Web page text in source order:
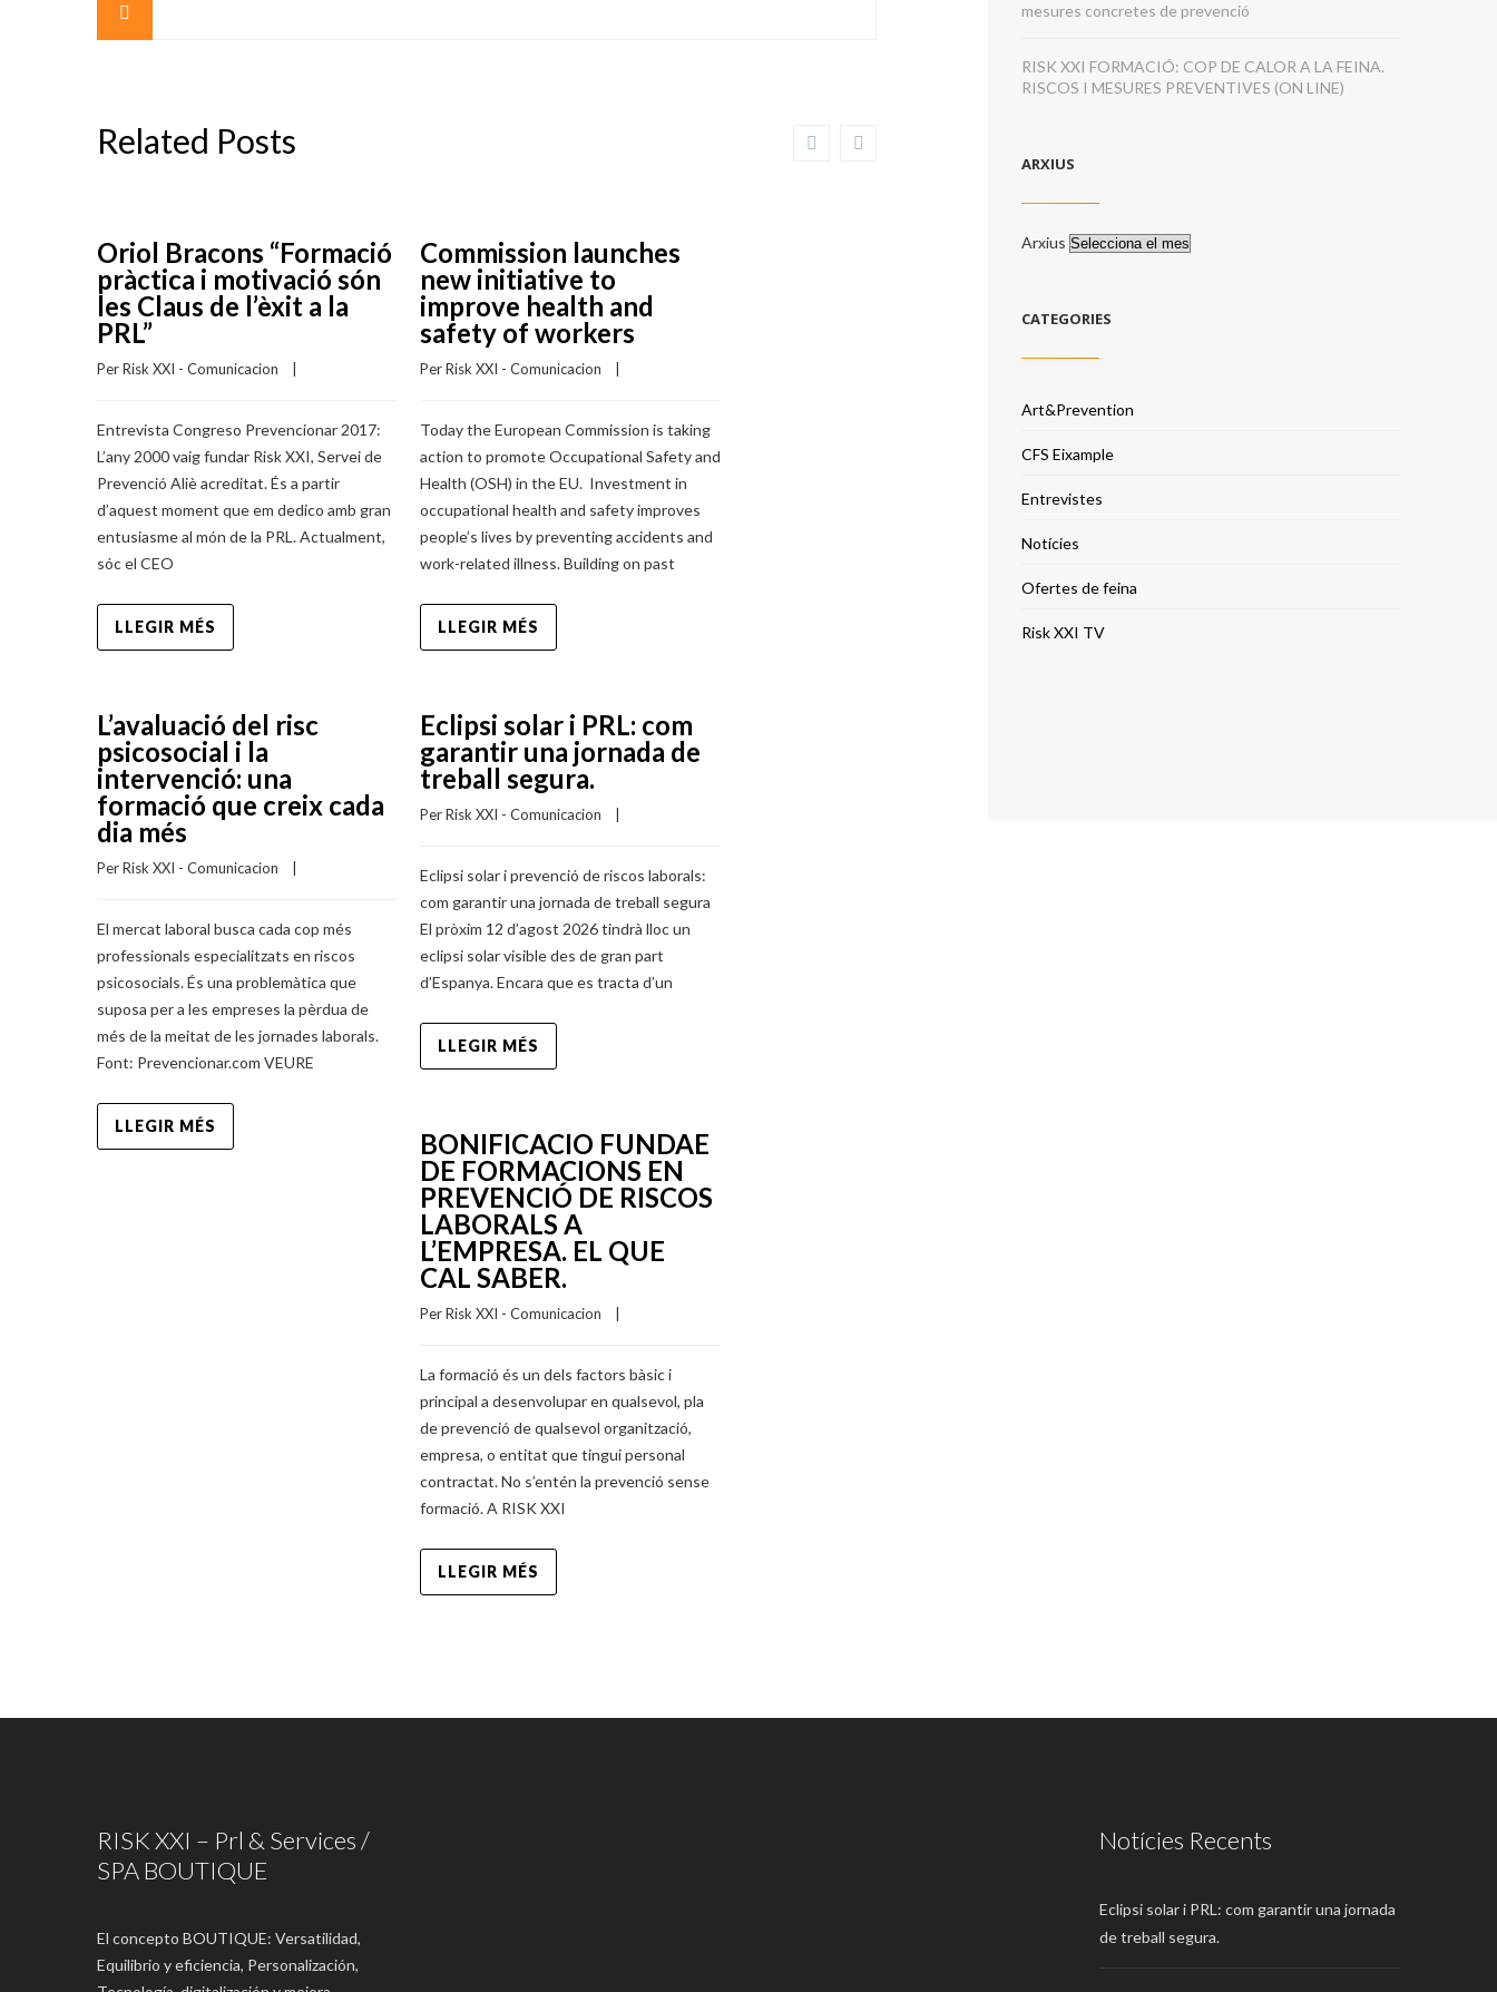
Related Posts
Oriol Bracons “Formació
pràctica i motivació són
les Claus de l’èxit a la
PRL”
Per Risk XXI - Comunicacion
Entrevista Congreso Prevencionar 2017:
L’any 2000 vaig fundar Risk XXI, Servei de
Prevenció Aliè acreditat. És a partir
d’aquest moment que em dedico amb gran
entusiasme al món de la PRL. Actualment,
sóc el CEO
LLEGIR MÉS
Commission launches
new initiative to
improve health and
safety of workers
Per Risk XXI - Comunicacion
Today the European Commission is taking
action to promote Occupational Safety and
Health (OSH) in the EU. Investment in
occupational health and safety improves
people’s lives by preventing accidents and
work-related illness. Building on past
LLEGIR MÉS
L’avaluació del risc
psicosocial i la
intervenció: una
formació que creix cada
dia més
Per Risk XXI - Comunicacion
El mercat laboral busca cada cop més
professionals especialitzats en riscos
psicosocials. És una problemàtica que
suposa per a les empreses la pèrdua de
més de la meitat de les jornades laborals.
Font: Prevencionar.com VEURE
LLEGIR MÉS
Eclipsi solar i PRL: com
garantir una jornada de
treball segura.
Per Risk XXI - Comunicacion
Eclipsi solar i prevenció de riscos laborals:
com garantir una jornada de treball segura
El pròxim 12 d’agost 2026 tindrà lloc un
eclipsi solar visible des de gran part
d’Espanya. Encara que es tracta d’un
LLEGIR MÉS
BONIFICACIO FUNDAE
DE FORMACIONS EN
PREVENCIÓ DE RISCOS
LABORALS A
L’EMPRESA. EL QUE
CAL SABER.
Per Risk XXI - Comunicacion
La formació és un dels factors bàsic i
principal a desenvolupar en qualsevol, pla
de prevenció de qualsevol organització,
empresa, o entitat que tingui personal
contractat. No s’entén la prevenció sense
formació. A RISK XXI
LLEGIR MÉS
mesures concretes de prevenció
RISK XXI FORMACIÓ: COP DE CALOR A LA FEINA.
RISCOS I MESURES PREVENTIVES (ON LINE)
ARXIUS
Arxius
CATEGORIES
Art&Prevention
CFS Eixample
Entrevistes
Notícies
Ofertes de feina
Risk XXI TV
RISK XXI – Prl & Services /
SPA BOUTIQUE
El concepto BOUTIQUE: Versatilidad,
Equilibrio y eficiencia, Personalización,
Notícies Recents
Eclipsi solar i PRL: com garantir una jornada
de treball segura.